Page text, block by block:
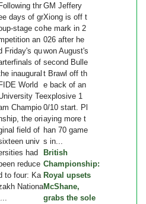
Following thr
days of gr
stage co
an
Friday's qu
of
inaugural
FIDE World
Te
Champio
the ori
field of
univ
had
been reduce
to four: Ka
Nationa
l...
GM Jeffery
Xiong is off t
he mark in 2
026 after he
won August's
second Bulle
t Brawl off th
e back of an
explosive 1
0/10 start. Pl
aying more t
han 70 game
s in...
British
Championship:
Royal upsets
McShane,
grabs the sole